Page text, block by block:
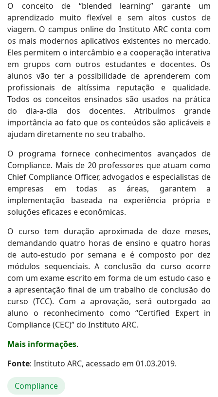
O conceito de “blended learning” garante um
aprendizado muito flexível e sem altos custos de
viagem. O campus online do Instituto ARC conta com
os mais modernos aplicativos existentes no mercado.
Eles permitem o intercâmbio e a cooperação interativa
em grupos com outros estudantes e docentes. Os
alunos vão ter a possibilidade de aprenderem com
profissionais de altíssima reputação e qualidade.
Todos os conceitos ensinados são usados na prática
do dia-a-dia dos docentes. Atribuímos grande
importância ao fato que os conteúdos são aplicáveis e
ajudam diretamente no seu trabalho.
O programa fornece conhecimentos avançados de
Compliance. Mais de 20 professores que atuam como
Chief Compliance Officer, advogados e especialistas de
empresas em todas as áreas, garantem a
implementação baseada na experiência própria e
soluções eficazes e econômicas.
O curso tem duração aproximada de doze meses,
demandando quatro horas de ensino e quatro horas
de auto-estudo por semana e é composto por dez
módulos sequenciais. A conclusão do curso ocorre
com um exame escrito em forma de um estudo caso e
a apresentação final de um trabalho de conclusão do
curso (TCC). Com a aprovação, será outorgado ao
aluno o reconhecimento como “Certified Expert in
Compliance (CEC)” do Instituto ARC.
Mais informações.
Fonte: Instituto ARC, acessado em 01.03.2019.
Compliance